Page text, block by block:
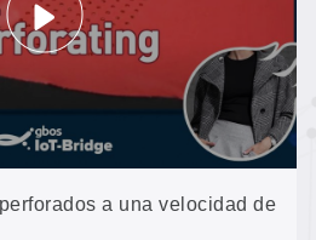
a una velocidad de